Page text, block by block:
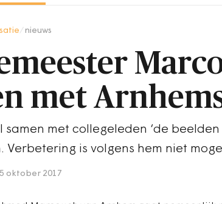
nieuws
met
samen met collegeleden ‘de
Verbetering is volgens hem niet
oktober 2017